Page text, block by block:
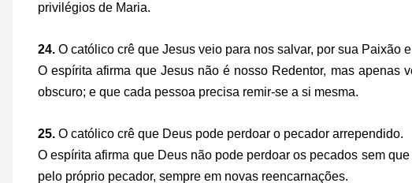
privilégios de Maria.
24. O católico crê que Jesus veio para nos salvar, por sua Paixão
O espírita afirma que Jesus não é nosso Redentor, mas apenas
obscuro; e que cada pessoa precisa remir-se a si mesma.
25. O católico crê que Deus pode perdoar o pecador arrependido.
O espírita afirma que Deus não pode perdoar os pecados sem
pelo próprio pecador, sempre em novas reencarnações.